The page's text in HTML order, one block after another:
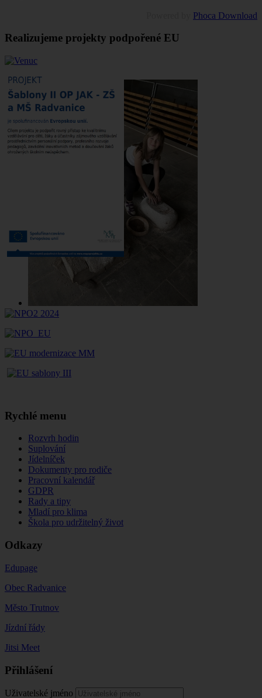
Phoca Download
Realizujeme projekty podpořené EU
Rychlé menu
Rozvrh hodin
Suplování
Jídelníček
Dokumenty pro rodiče
Pracovní kalendář
GDPR
Rady a tipy
Mladí pro klima
Škola pro udržitelný život
Odkazy
Edupage
Obec Radvanice
Město Trutnov
Jízdní řády
Jitsi Meet
Přihlášení
Uživatelské jméno